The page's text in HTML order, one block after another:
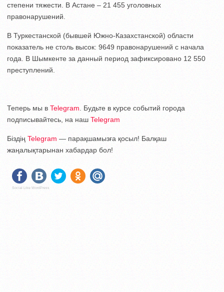
степени тяжести. В Астане – 21 455 уголовных
правонарушений.
В Туркестанской (бывшей Южно-Казахстанской) области
показатель не столь высок: 9649 правонарушений с начала
года. В Шымкенте за данный период зафиксировано 12 550
преступлений.
Теперь мы в Telegram . Будьте в курсе событий города
подписывайтесь, на наш Telegram
Біздің Telegram — парақшамызға қосыл! Балқаш
жаңалықтарынан хабардар бол!
Social Like WordPress